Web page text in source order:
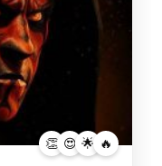
👏 😍 🌟 🔥